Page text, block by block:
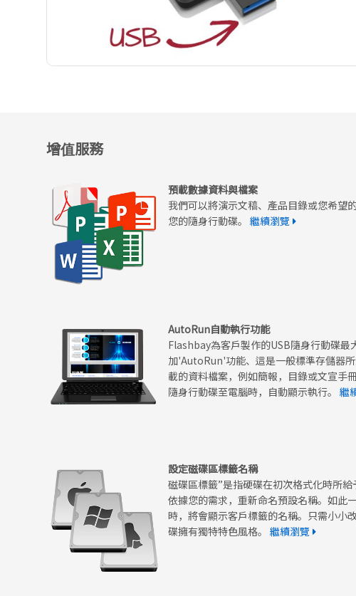
增值服務
預載數據資料與檔案
我們可以將演示文稿、產品目錄或您希望
您的隨身行動碟。繼續瀏覽
AutoRun自動執行功能
Flashbay為客戶製作的USB隨身行動碟最
加'AutoRun'功能、這是一般標準存儲器
載的資料檔案，例如簡報，目錄或文宣手
隨身行動碟至電腦時，自動顯示執行。繼
設定磁碟區標籤名稱
磁碟區標籤”是指硬碟在初次格式化時所
依據您的需求，重新命名預設名稱。如此
時，將會顯示客戶標籤的名稱。只需小小
碟擁有獨特特色風格。繼續瀏覽